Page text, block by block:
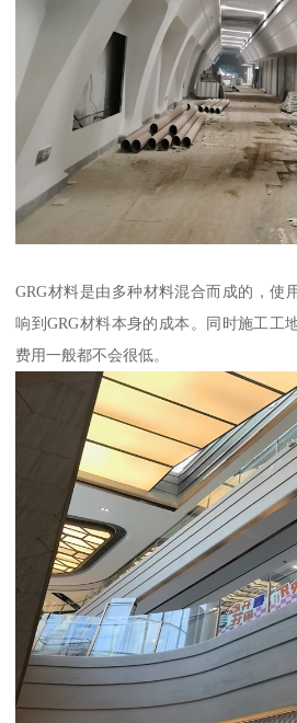
GRG材料是由多种材料混合而成的，使
响到GRG材料本身的成本。同时施工工
费用一般都不会很低。